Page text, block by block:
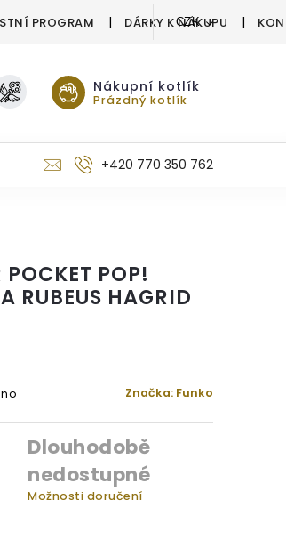
PROGRAM DÁRKY K NÁKUPU
CZK
Nákupní kotlík
Prázdný kotlík
+420 770 350 762
POCKET POP!
RUBEUS HAGRID
Značka: Funko
Dlouhodobě
nedostupné
Možnosti doručení